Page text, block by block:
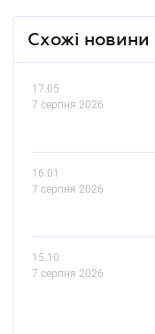
Схожі новини
17.05
7 серпня 2026
16.01
7 серпня 2026
15.10
7 серпня 2026